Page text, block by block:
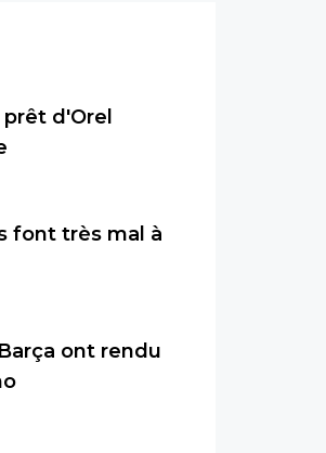
d'Orel
font très mal à
ont rendu